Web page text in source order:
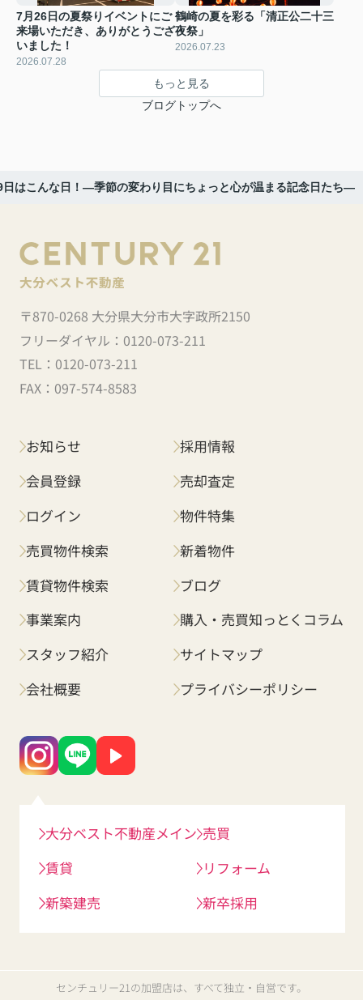
7月26日の夏祭りイベントにご
来場いただき、ありがとうござ
いました！
2026.07.28
鶴崎の夏を彩る「清正公二十三
夜祭」
2026.07.23
もっと見る
ブログトップへ
日はこんな日！―季節の変わり目にちょっと心が温まる記念日たち―
〒870-0268 大分県大分市大字政所2150
フリーダイヤル： 0120-073-211
TEL： 0120-073-211
FAX： 097-574-8583
お知らせ
会員登録
ログイン
売買物件検索
賃貸物件検索
事業案内
スタッフ紹介
会社概要
採用情報
売却査定
物件特集
新着物件
ブログ
購入・売買知っとくコラム
サイトマップ
プライバシーポリシー
大分ベスト不動産メイン
賃貸
新築建売
売買
リフォーム
新卒採用
センチュリー21の加盟店は、すべて独立・自営です。